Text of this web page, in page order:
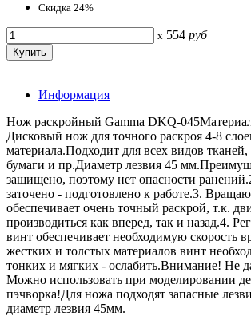
Скидка 24%
x 554 руб
Информация
Нож раскройный Gamma DKQ-
Дисковый нож для точного раскроя 4-8
материала.Подходит для всех видов
бумаги и пр.Диаметр лезвия 45
защищено, поэтому нет опасности
заточено - подготовлено к работе.3.
обеспечивает очень точный раскрой, т.к.
производиться как вперед, так и назад.4.
винт обеспечивает необходимую скорость
жестких и толстых материалов винт
тонких и мягких - ослабить.Внимание! Не
Можно использовать при моделировании
пэчворка!Для ножа подходят запасные
диаметр лезвия 45мм.